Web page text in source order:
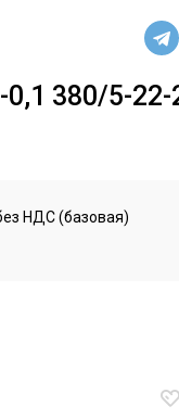
380/5-22-
НДС (базовая)